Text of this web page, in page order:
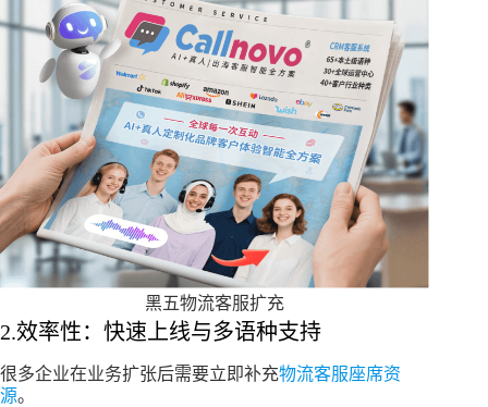
黑五物流客服扩充
2.效率性：快速上线与多语种支持​
很多企业在业务扩张后需要立即补充物流客服座席资
源。​